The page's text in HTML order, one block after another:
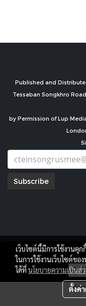
Published and
Tessaban Songkhro
by Permission of Lup
Subscribe
ผู้เ
เว็บไซต์นี้มีการใช้งานคุ
ในการใช้งานเว็บไซต์ขอ
ได้ที่นโยบายความเป็นส่
ตั้งค่